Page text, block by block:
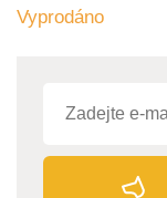
Vyprodáno